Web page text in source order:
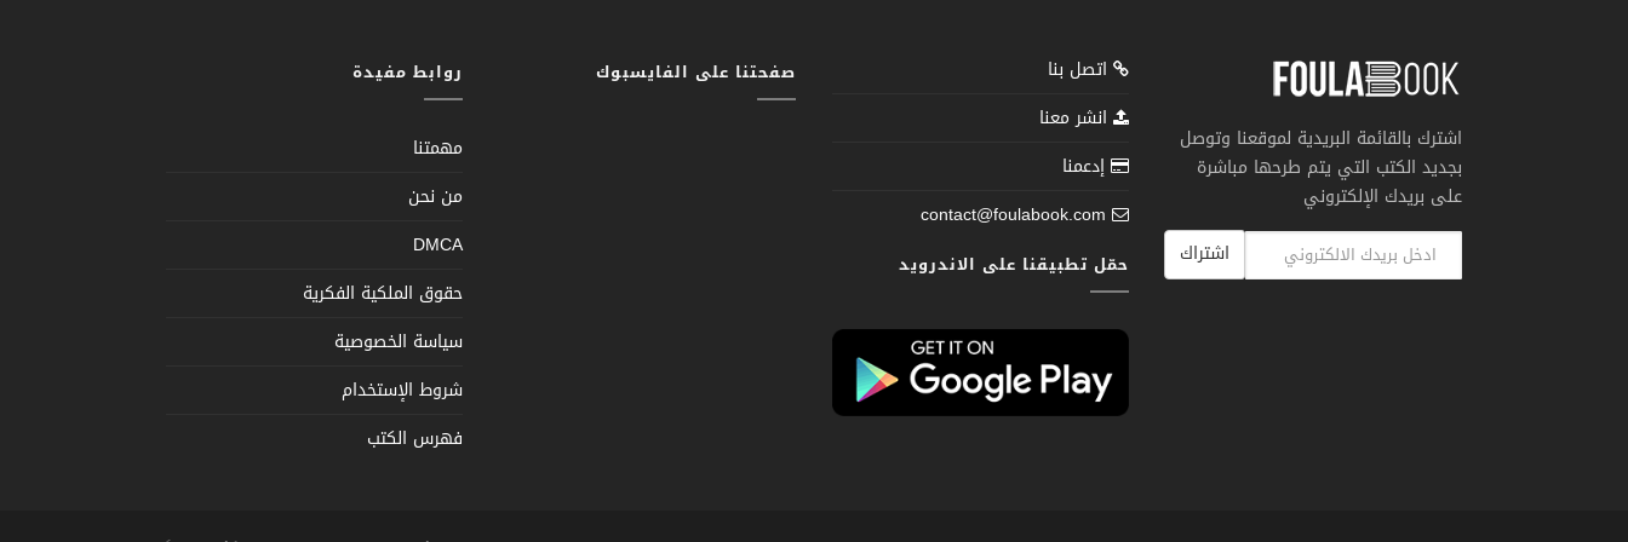
اشترك بالقائمة البريدية لموقعنا وتوصل
بجديد الكتب التي يتم طرحها مباشرة
على بريدك الإلكتروني
اشتراك
اتصل بنا
انشر معنا
إدعمنا
contact@foulabook.com
حمّل تطبيقنا على الاندرويد
صفحتنا على الفايسبوك روابط مفيدة
مهمتنا
من نحن
DMCA
حقوق الملكية الفكرية
سياسة الخصوصية
شروط الإستخدام
فهرس الكتب